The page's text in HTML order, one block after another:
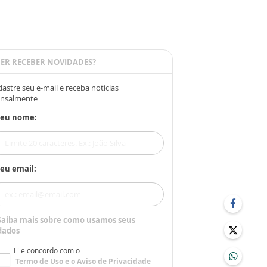
RECEBER NOVIDADES?
seu e-mail e receba notícias
nome:
email:
mais sobre como usamos seus
Li e concordo com o
Termo de Usoe oAviso de Privacidade